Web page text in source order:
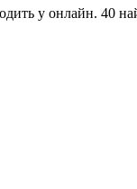
у онлайн. 40